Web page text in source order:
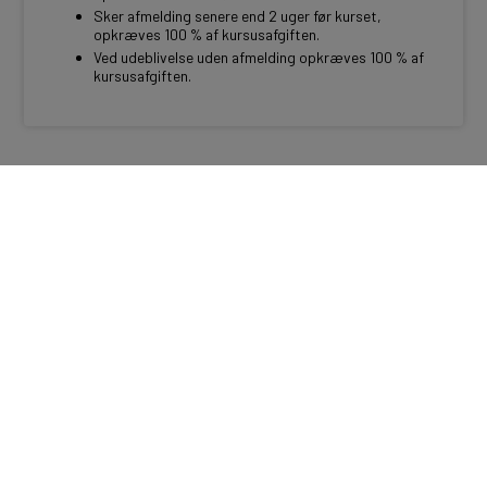
Sker afmelding senere end 2 uger før kurset,
opkræves 100 % af kursusafgiften.
Ved udeblivelse uden afmelding opkræves 100 % af
kursusafgiften.